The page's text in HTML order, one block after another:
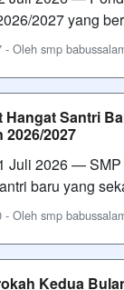
2027 yang
- Oleh smp
Hangat Santri
2026/2027
Juli 2026 —
baru yang
- Oleh smp
Kedua